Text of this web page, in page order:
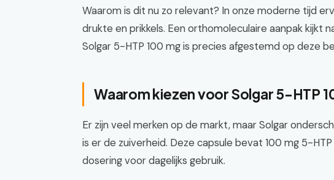
Waarom is dit nu zo relevant? In onze moderne tijd
drukte en prikkels. Een orthomoleculaire aanpak kijkt
Solgar 5-HTP 100 mg is precies afgestemd op deze
Waarom kiezen voor Solgar 5-HTP
Er zijn veel merken op de markt, maar Solgar
is er de zuiverheid. Deze capsule bevat 100 mg 5-
dosering voor dagelijks gebruik.